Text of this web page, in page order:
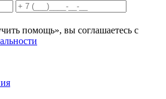
помощь», вы соглашаетесь с